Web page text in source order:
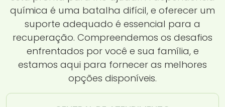
química é uma batalha difícil, e oferecer um
suporte adequado é essencial para a
recuperação. Compreendemos os desafios
enfrentados por você e sua família, e
estamos aqui para fornecer as melhores
opções disponíveis.